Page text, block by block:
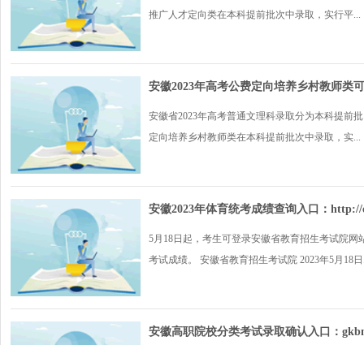
推广人才定向类在本科提前批次中录取，实行平...
安徽2023年高考公费定向培养乡村教师类
安徽省2023年高考普通文理科录取分为本科提前
定向培养乡村教师类在本科提前批次中录取，实...
安徽2023年体育统考成绩查询入口：http://
5月18日起，考生可登录安徽省教育招生考试院网
考试成绩。 安徽省教育招生考试院 2023年5月18
安徽高职院校分类考试录取确认入口：